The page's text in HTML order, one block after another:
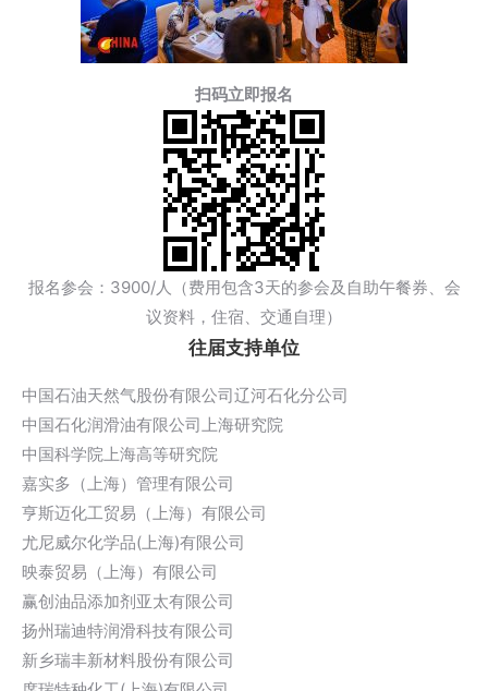
扫码立即报名
报名参会：3900/人（费用包含3天的参会及自助午餐券、会
议资料，住宿、交通自理）
往届支持单位
中国石油天然气股份有限公司辽河石化分公司
中国石化润滑油有限公司上海研究院
中国科学院上海高等研究院
嘉实多（上海）管理有限公司
亨斯迈化工贸易（上海）有限公司
尤尼威尔化学品(上海)有限公司
映泰贸易（上海）有限公司
赢创油品添加剂亚太有限公司
扬州瑞迪特润滑科技有限公司
新乡瑞丰新材料股份有限公司